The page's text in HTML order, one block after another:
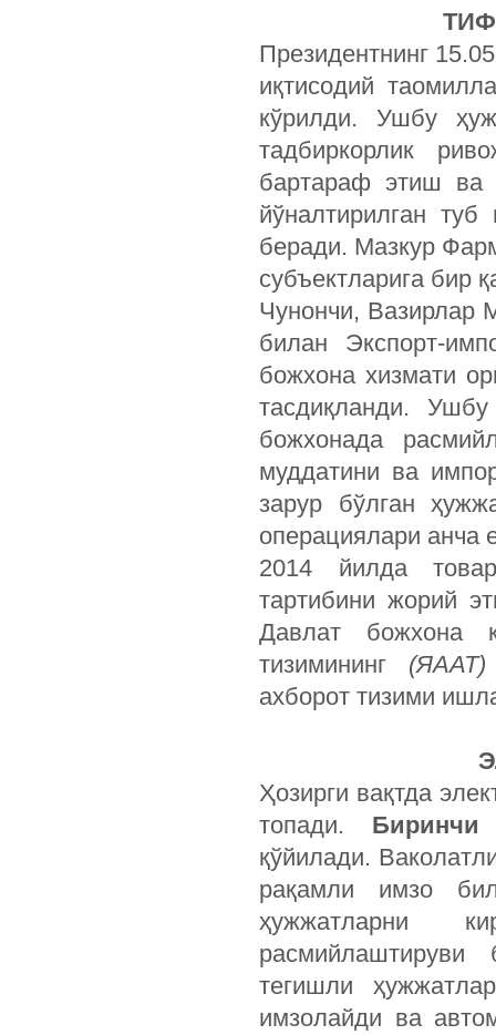
Президентнинг
иқтисодий
кўрилди. Ушбу
тадбиркорлик
бартараф этиш ва
йўналтирилган туб
беради. Мазкур
субъектларига бир
Чунончи, Вазирлар
билан Экспорт-
божхона хизмати
тасдиқланди.
божхонада
муддатини ва
зарур бўлган
операциялари анча
2014 йилда
тартибини жорий
Давлат божхона
тизимининг (ЯААТ)
ахборот тизими
Ҳозирги вақтда
топади. Биринчи
қўйилади.
рақамли имзо
ҳужжатларни
расмийлаштируви
тегишли
имзолайди ва